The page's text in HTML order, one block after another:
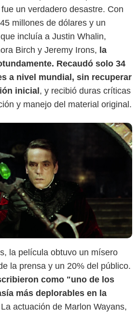
un verdadero desastre. Con
millones de dólares y un
incluía a Justin Whalin,
Birch y Jeremy Irons, la
Recaudó solo 34
a nivel mundial, sin recuperar
inicial, y recibió duras críticas
y manejo del material original.
New Line Cinema
la película obtuvo un mísero
la prensa y un 20% del público.
como "uno de los
más deplorables en la
actuación de Marlon Wayans,